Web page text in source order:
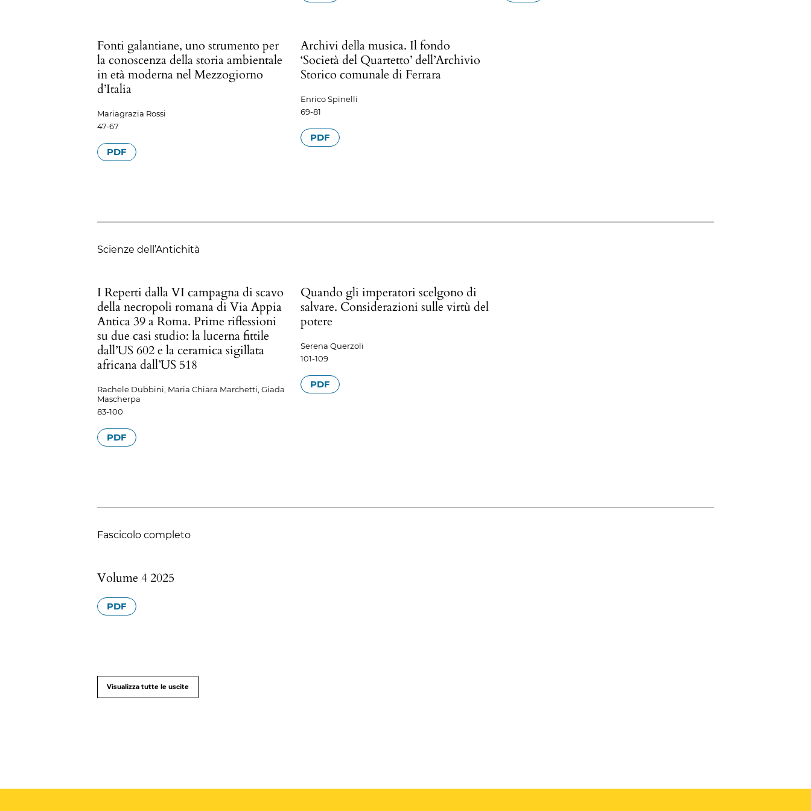
Fonti galantiane, uno strumento per
la conoscenza della storia ambientale
in età moderna nel Mezzogiorno
d’Italia
Mariagrazia Rossi
47-67
PDF
Archivi della musica. Il fondo
‘Società del Quartetto’ dell’Archivio
Storico comunale di Ferrara
Enrico Spinelli
69-81
PDF
Scienze dell’Antichità
I Reperti dalla VI campagna di scavo
della necropoli romana di Via Appia
Antica 39 a Roma. Prime riflessioni
su due casi studio: la lucerna fittile
dall’US 602 e la ceramica sigillata
africana dall’US 518
Rachele Dubbini, Maria Chiara Marchetti, Giada
Mascherpa
83-100
PDF
Quando gli imperatori scelgono di
salvare. Considerazioni sulle virtù del
potere
Serena Querzoli
101-109
PDF
Fascicolo completo
Volume 4 2025
PDF
Visualizza tutte le uscite